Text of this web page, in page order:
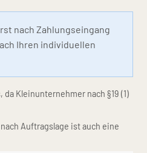
nach Zahlungseingang
Ihren individuellen
Kleinunternehmer nach §19 (1)
Auftragslage ist auch eine